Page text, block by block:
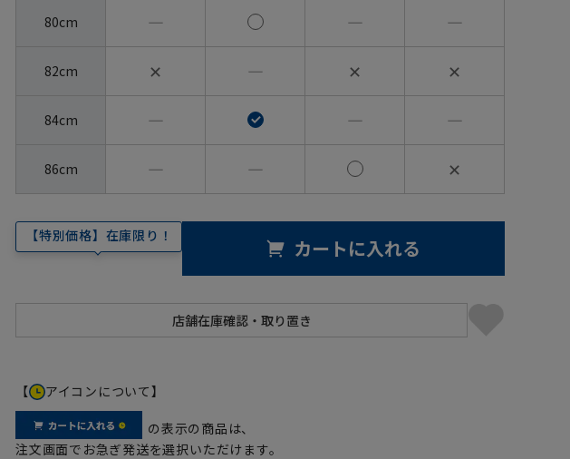
80cm ― ― ―
82cm ✕ ― ✕ ✕
84cm ― ― ―
86cm ― ― ✕
【特別価格】在庫限り！ カートに入れる
【 アイコンについて】
の表示の商品は、
注文画面でお急ぎ発送を選択いただけます。